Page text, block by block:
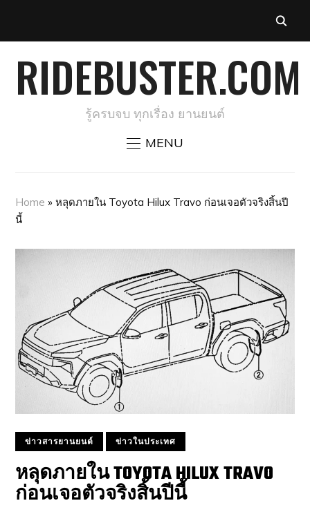
RIDEBUSTER.COM
รู้ครบจบ ทุกเรื่อง ยานยนต์
MENU
Home »หลุดภายใน Toyota Hilux Travo ก่อนเจอตัวจริงสิ้นปี
นี้
ข่าวสารยานยนต์ ข่าวในประเทศ
หลุดภายใน TOYOTA HILUX TRAVO
ก่อนเจอตัวจริงสิ้นปีนี้